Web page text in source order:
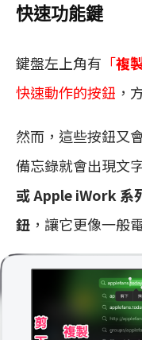
快速功能鍵
鍵盤左上角有 「複
快速動作的按鈕 ，
然而，這些按鈕又
備忘錄就會出現文
或 Apple iWork 系
鈕 ，讓它更像一般